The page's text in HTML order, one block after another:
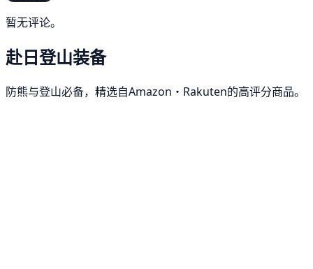
暂无评论。
赴日登山装备
防熊与登山必备，精选自Amazon・Rakuten的高评分商品。